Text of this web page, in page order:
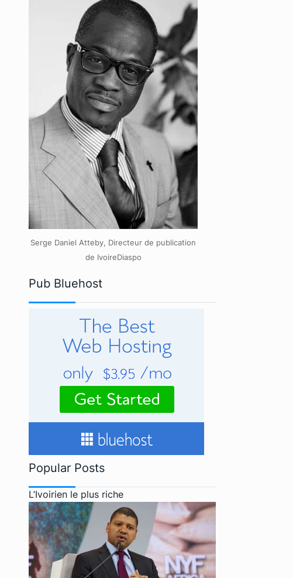
Serge Daniel Atteby, Directeur de publication
de IvoireDiaspo
Pub Bluehost
Popular Posts
L’Ivoirien le plus riche